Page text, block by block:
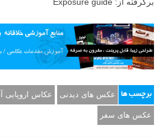
برچسب ها عکس های دیدنی عکاس اروپایی
عکس های سفر